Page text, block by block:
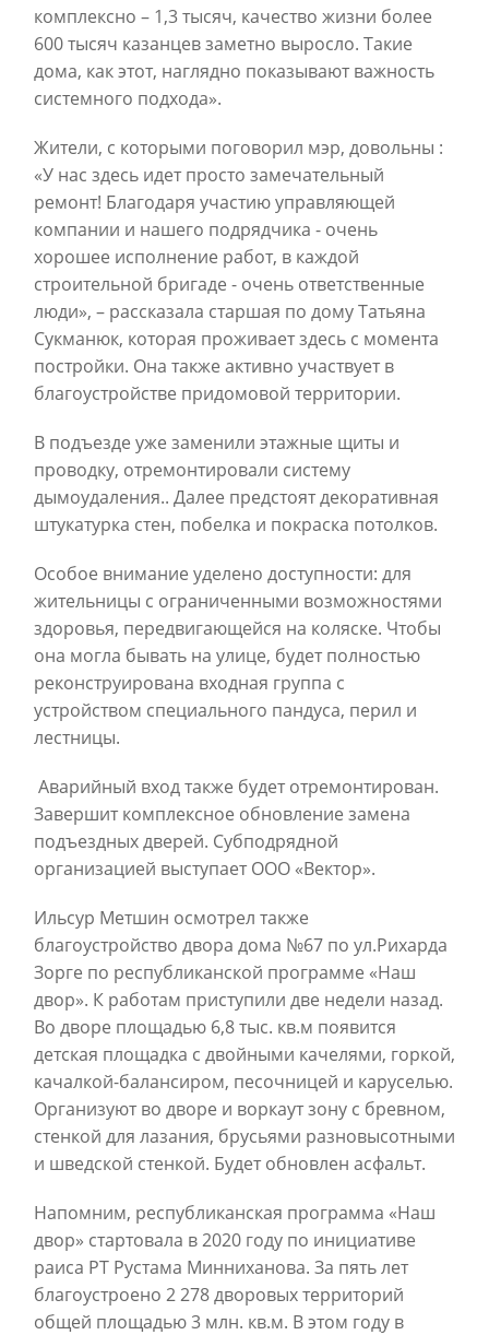
комплексно – 1,3 тысяч, качество жизни более
600 тысяч казанцев заметно выросло. Такие
дома, как этот, наглядно показывают важность
системного подхода».
Жители, с которыми поговорил мэр, довольны :
«У нас здесь идет просто замечательный
ремонт! Благодаря участию управляющей
компании и нашего подрядчика - очень
хорошее исполнение работ, в каждой
строительной бригаде - очень ответственные
люди», – рассказала старшая по дому Татьяна
Сукманюк, которая проживает здесь с момента
постройки. Она также активно участвует в
благоустройстве придомовой территории.
В подъезде уже заменили этажные щиты и
проводку, отремонтировали систему
дымоудаления.. Далее предстоят декоративная
штукатурка стен, побелка и покраска потолков.
Особое внимание уделено доступности: для
жительницы с ограниченными возможностями
здоровья, передвигающейся на коляске. Чтобы
она могла бывать на улице, будет полностью
реконструирована входная группа с
устройством специального пандуса, перил и
лестницы.
Аварийный вход также будет отремонтирован.
Завершит комплексное обновление замена
подъездных дверей. Субподрядной
организацией выступает ООО «Вектор».
Ильсур Метшин осмотрел также
благоустройство двора дома №67 по ул.Рихарда
Зорге по республиканской программе «Наш
двор». К работам приступили две недели назад.
Во дворе площадью 6,8 тыс. кв.м появится
детская площадка с двойными качелями, горкой,
качалкой-балансиром, песочницей и каруселью.
Организуют во дворе и воркаут зону с бревном,
стенкой для лазания, брусьями разновысотными
и шведской стенкой. Будет обновлен асфальт.
Напомним, республиканская программа «Наш
двор» стартовала в 2020 году по инициативе
раиса РТ Рустама Минниханова. За пять лет
благоустроено 2 278 дворовых территорий
общей площадью 3 млн. кв.м. В этом году в